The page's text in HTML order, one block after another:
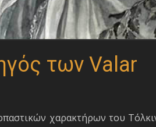
των Valar
χαρακτήρων του